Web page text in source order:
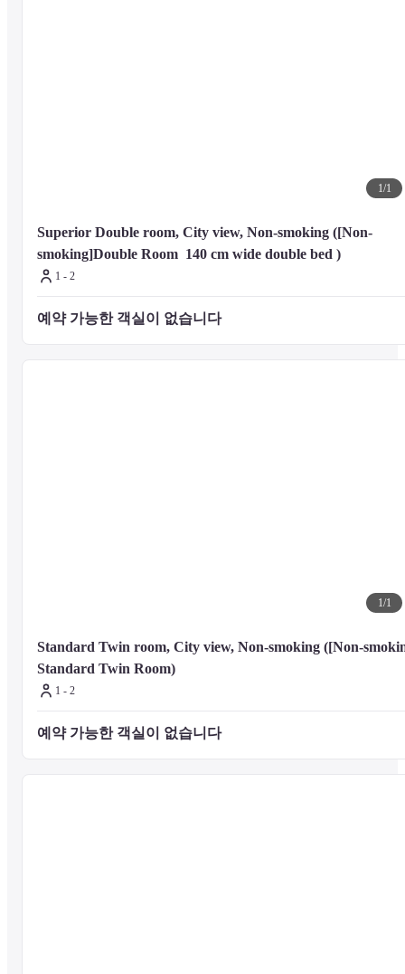
1/1
Superior Double room, City view, Non-smoking ([Non-
smoking]Double Room  140 cm wide double bed )
1 - 2
예약 가능한 객실이 없습니다
1/1
Standard Twin room, City view, Non-smoking ([Non-
Standard Twin Room)
1 - 2
예약 가능한 객실이 없습니다